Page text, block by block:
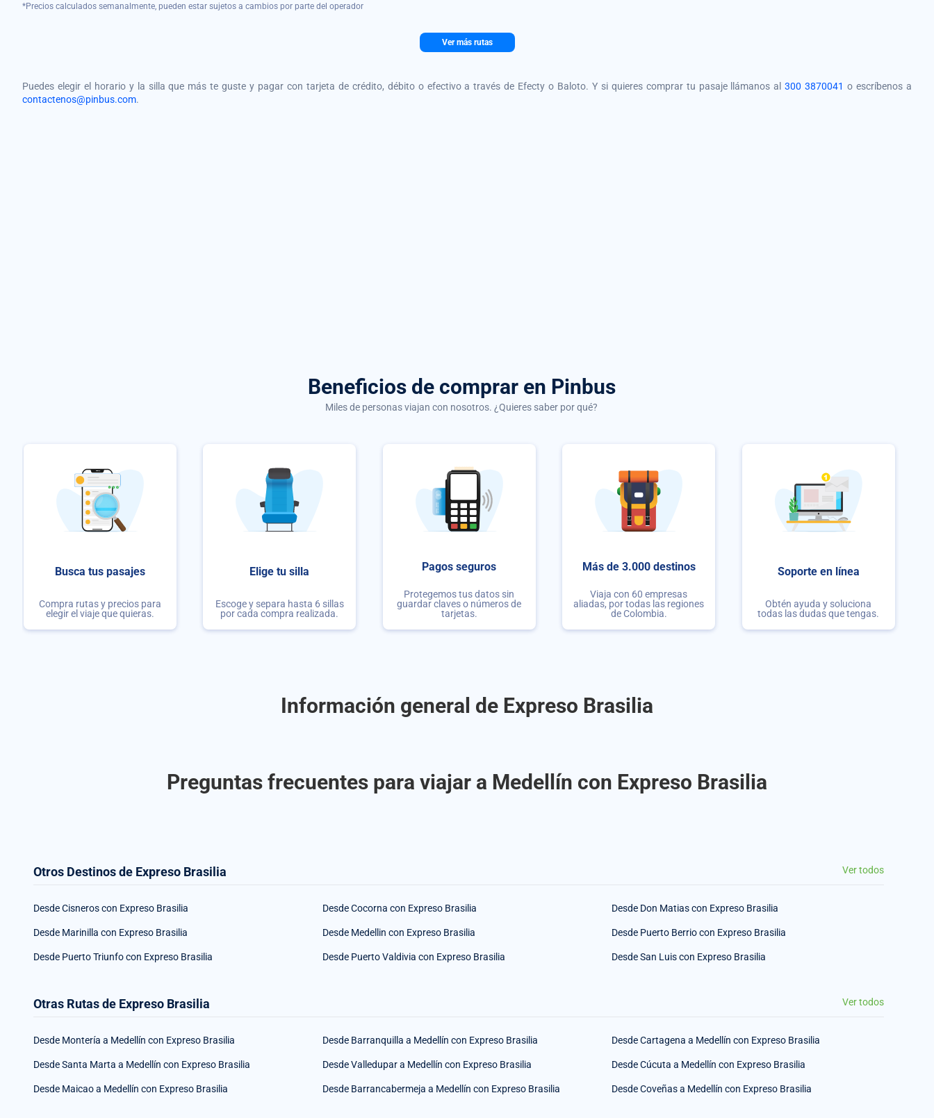
*Precios calculados semanalmente, pueden estar sujetos a cambios por parte del operador
Ver más rutas
Puedes elegir el horario y la silla que más te guste y pagar con tarjeta de crédito, débito o efectivo a través de Efecty o Baloto. Y si quieres comprar tu pasaje llámanos al300 3870041 o escríbenos a
contactenos@pinbus.com.
Beneficios de comprar en Pinbus
Miles de personas viajan con nosotros. ¿Quieres saber por qué?
Busca tus pasajes
Compra rutas y precios para
elegir el viaje que quieras.
Elige tu silla
Escoge y separa hasta 6 sillas
por cada compra realizada.
Pagos seguros
Protegemos tus datos sin
guardar claves o números de
tarjetas.
Más de 3.000 destinos
Viaja con 60 empresas
aliadas, por todas las regiones
de Colombia.
Soporte en línea
Obtén ayuda y soluciona
todas las dudas que tengas.
Información general de Expreso Brasilia
Preguntas frecuentes para viajar a Medellín con Expreso Brasilia
Otros Destinos de Expreso Brasilia Ver todos
Desde Cisneros con Expreso Brasilia Desde Cocorna con Expreso Brasilia Desde Don Matias con Expreso Brasilia
Desde Marinilla con Expreso Brasilia Desde Medellin con Expreso Brasilia Desde Puerto Berrio con Expreso Brasilia
Desde Puerto Triunfo con Expreso Brasilia Desde Puerto Valdivia con Expreso Brasilia Desde San Luis con Expreso Brasilia
Otras Rutas de Expreso Brasilia Ver todos
Desde Montería a Medellín con Expreso Brasilia Desde Barranquilla a Medellín con Expreso Brasilia Desde Cartagena a Medellín con Expreso Brasilia
Desde Santa Marta a Medellín con Expreso Brasilia Desde Valledupar a Medellín con Expreso Brasilia Desde Cúcuta a Medellín con Expreso Brasilia
Desde Maicao a Medellín con Expreso Brasilia Desde Barrancabermeja a Medellín con Expreso Brasilia Desde Coveñas a Medellín con Expreso Brasilia